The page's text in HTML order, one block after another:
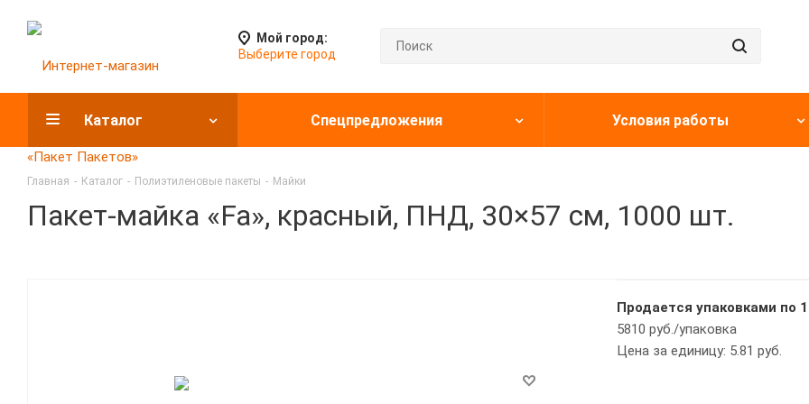
Мой город:
Выберите город
Каталог Спецпредложения Условия работы
Главная - Каталог - Полиэтиленовые пакеты - Майки
Пакет-майка «Fa», красный, ПНД, 30×57 см, 1000 шт.
Продается упаковками по
5810 руб./упаковка
Цена за единицу: 5.81 руб.